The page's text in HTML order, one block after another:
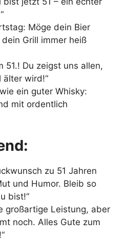
Möge dein Bier
Grill immer heiß
51.! Du zeigst uns allen,
älter wird!“
ein guter Whisky:
mit ordentlich
zu 51 Jahren
und Humor. Bleib so
bist!“
großartige Leistung, aber
noch. Alles Gute zum